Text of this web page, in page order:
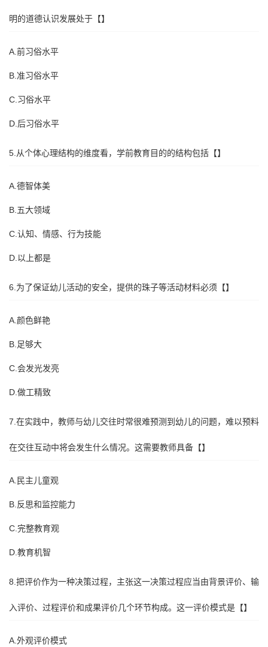
明的道德认识发展处于【】
A.前习俗水平
B.准习俗水平
C.习俗水平
D.后习俗水平
5.从个体心理结构的维度看，学前教育目的的结构包括【】
A.德智体美
B.五大领域
C.认知、情感、行为技能
D.以上都是
6.为了保证幼儿活动的安全，提供的珠子等活动材料必须【】
A.颜色鲜艳
B.足够大
C.会发光发亮
D.做工精致
7.在实践中，教师与幼儿交往时常很难预测到幼儿的问题，难以预料
在交往互动中将会发生什么情况。这需要教师具备【】
A.民主儿童观
B.反思和监控能力
C.完整教育观
D.教育机智
8.把评价作为一种决策过程，主张这一决策过程应当由背景评价、输
入评价、过程评价和成果评价几个环节构成。这一评价模式是【】
A.外观评价模式